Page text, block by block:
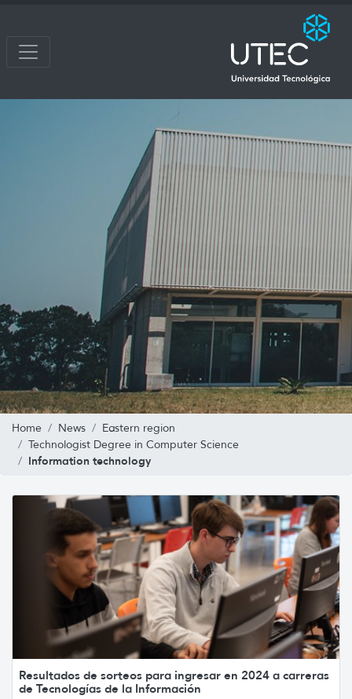
Home News
Eastern region
Technologist Degree in Computer Science
Information technology
Resultados de sorteos para ingresar en 2024 a carreras
de Tecnologías de la Información